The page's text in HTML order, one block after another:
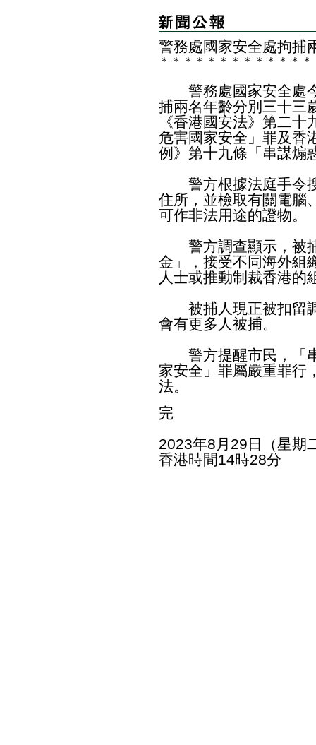
警務處國家安全處拘捕
＊ ＊ ＊ ＊ ＊ ＊ ＊ ＊ ＊ ＊ ＊ ＊ ＊
警務處國家安全處今
捕兩名年齡分別三十三
《香港國安法》第二
危害國家安全」罪及香
例》第十九條「串謀煽
警方根據法庭手令搜
住所，並檢取有關電腦
可作非法用途的證物。
警方調查顯示，被捕
金」，接受不同海外組
人士或推動制裁香港的
被捕人現正被扣留調
會有更多人被捕。
警方提醒市民，「串
家安全」罪屬嚴重罪行
法。
完
2023年8月29日（星期
香港時間14時28分